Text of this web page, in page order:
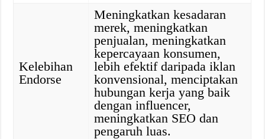
Kelebihan
Endorse
Meningkatkan kesadaran
merek, meningkatkan
penjualan, meningkatkan
kepercayaan konsumen,
lebih efektif daripada iklan
konvensional, menciptakan
hubungan kerja yang baik
dengan influencer,
meningkatkan SEO dan
pengaruh luas.